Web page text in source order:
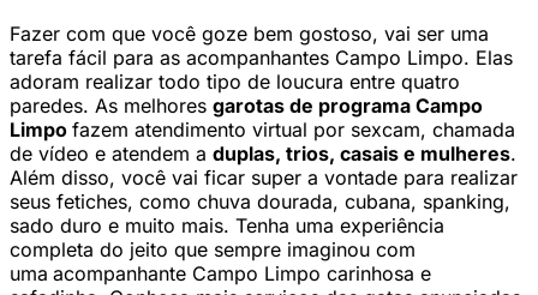
Fazer com que você goze bem gostoso, vai ser uma
tarefa fácil para as acompanhantes Campo Limpo. Elas
adoram realizar todo tipo de loucura entre quatro
paredes. As melhores garotas de programa Campo
Limpo fazem atendimento virtual por sexcam, chamada
de vídeo e atendem a duplas, trios, casais e mulheres.
Além disso, você vai ficar super a vontade para realizar
seus fetiches, como chuva dourada, cubana, spanking,
sado duro e muito mais. Tenha uma experiência
completa do jeito que sempre imaginou com
uma acompanhante Campo Limpo carinhosa e